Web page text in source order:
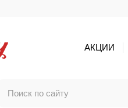
АКЦИИ